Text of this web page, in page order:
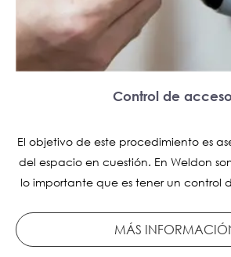
Control de
El objetivo de este procedimiento es
del espacio en cuestión. En Weldon
lo importante que es tener un control
MÁS